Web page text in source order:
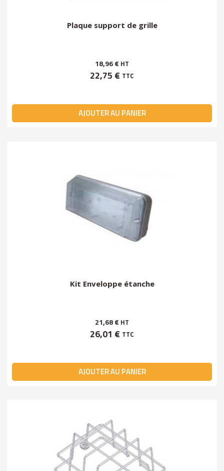
Plaque support de grille
18,96 € HT
22,75 € TTC
AJOUTER AU PANIER
Kit Enveloppe étanche
21,68 € HT
26,01 € TTC
AJOUTER AU PANIER